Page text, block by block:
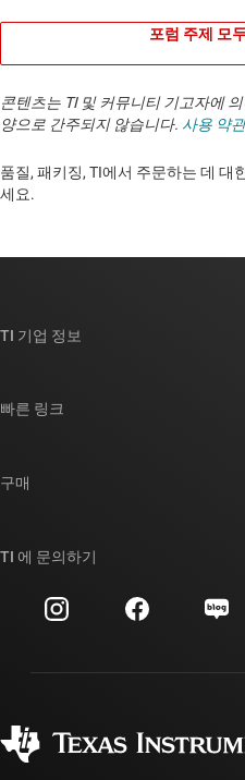
포럼 주제 모
콘텐츠는 TI 및 커뮤니티 기고자에
양으로 간주되지 않습니다. 사용 약관
품질, 패키징, TI에서 주문하는 데 대
세요. ​​​​​​​​​​​​​​
TI 기업 정보
투자 관계
제조
빠른 링크
대체품 검색
고객 지원 센터
myTI 계정 FAQ
구매
주문 FAQ
TI 에 문의하기